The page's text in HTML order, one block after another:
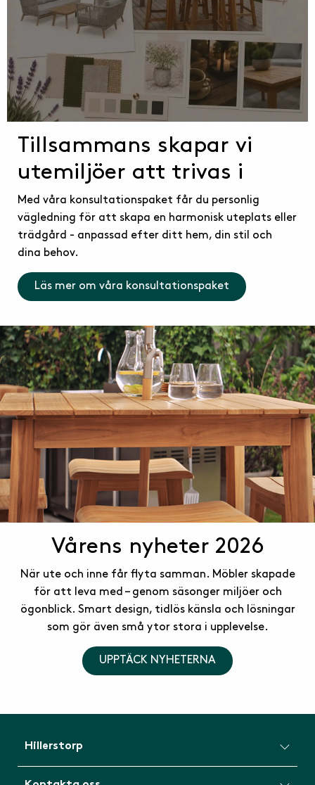
Tillsammans skapar vi
utemiljöer att trivas i
Med våra konsultationspaket får du personlig
vägledning för att skapa en harmonisk uteplats eller
trädgård - anpassad efter ditt hem, din stil och
dina behov.
Läs mer om våra konsultationspaket
Vårens nyheter 2026
När ute och inne får flyta samman. Möbler skapade
för att leva med – genom säsonger miljöer och
ögonblick. Smart design, tidlös känsla och lösningar
som gör även små ytor stora i upplevelse.
UPPTÄCK NYHETERNA
Hillerstorp